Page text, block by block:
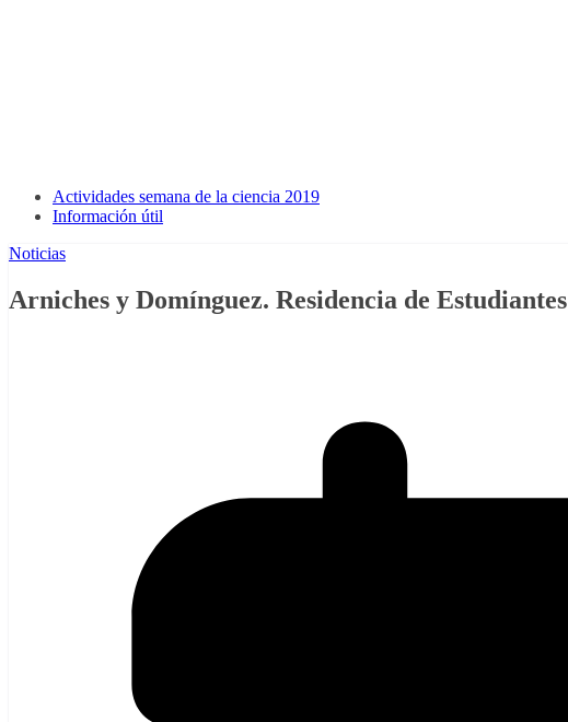
Actividades semana de la ciencia 2019
Información útil
Noticias
Arniches y Domínguez. Residencia de Estudiantes